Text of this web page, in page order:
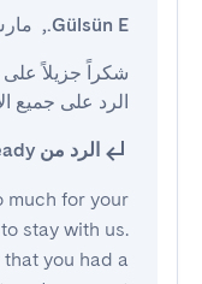
Gülsün E.
, مارس
الرد على جميع
الرد من GuestReady
much for your
stay with us.
you had a